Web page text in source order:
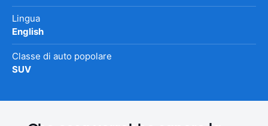
Lingua
English
Classe di auto popolare
SUV